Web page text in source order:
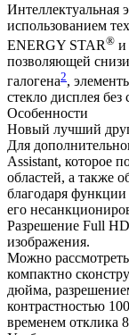
Интеллектуальная
использованием
ENERGY STAR® и
позволяющей
галогена2,
стекло дисплея
Особенности
Новый лучший
Для
Assistant, которое
областей, а также
благодаря
его
Разрешение Full HD
изображения.
Можно
компактно
дюйма,
контрастностью
временем отклика